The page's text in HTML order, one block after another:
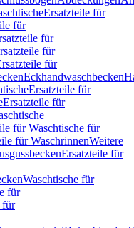
Ersatzteile für
für
für
für
für
Eckhandwaschbecken
Ersatzteile für
Ersatzteile für
für Waschtische für
für WaschrinnenWeitere
Ersatzteile für
Waschtische für
für
für